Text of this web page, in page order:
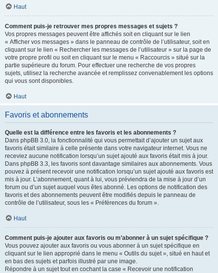
Haut
Comment puis-je retrouver mes propres messages et sujets ?
Vos propres messages peuvent être affichés soit en cliquant sur le lien
« Afficher vos messages » dans le panneau de contrôle de l’utilisateur, soit en
cliquant sur le lien « Rechercher les messages de l’utilisateur » sur la page de
votre propre profil ou soit en cliquant sur le menu « Raccourcis » situé sur la
partie supérieure du forum. Pour effectuer une recherche de vos propres
sujets, utilisez la recherche avancée et remplissez convenablement les options
qui vous sont disponibles.
Haut
Favoris et abonnements
Quelle est la différence entre les favoris et les abonnements ?
Dans phpBB 3.0, la fonctionnalité qui vous permettait d’ajouter un sujet aux
favoris était similaire à celle présente dans votre navigateur internet. Vous ne
receviez aucune notification lorsqu’un sujet ajouté aux favoris était mis à jour.
Dans phpBB 3.3, les favoris sont davantage similaires aux abonnements. Vous
pouvez à présent recevoir une notification lorsqu’un sujet ajouté aux favoris est
mis à jour. L’abonnement, quant à lui, vous préviendra de la mise à jour d’un
forum ou d’un sujet auquel vous êtes abonné. Les options de notification des
favoris et des abonnements peuvent être modifiés depuis le panneau de
contrôle de l’utilisateur, sous les « Préférences du forum ».
Haut
Comment puis-je ajouter aux favoris ou m’abonner à un sujet spécifique ?
Vous pouvez ajouter aux favoris ou vous abonner à un sujet spécifique en
cliquant sur le lien approprié dans le menu « Outils du sujet », situé en haut et
en bas des sujets et parfois illustré par une image.
Répondre à un sujet tout en cochant la case « Recevoir une notification